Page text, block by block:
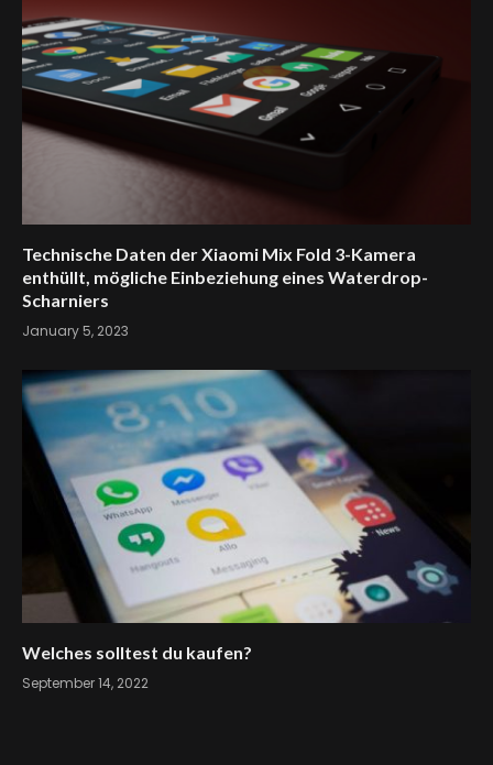
Technische Daten der Xiaomi Mix Fold 3-Kamera
enthüllt, mögliche Einbeziehung eines Waterdrop-
Scharniers
January 5, 2023
Welches solltest du kaufen?
September 14, 2022